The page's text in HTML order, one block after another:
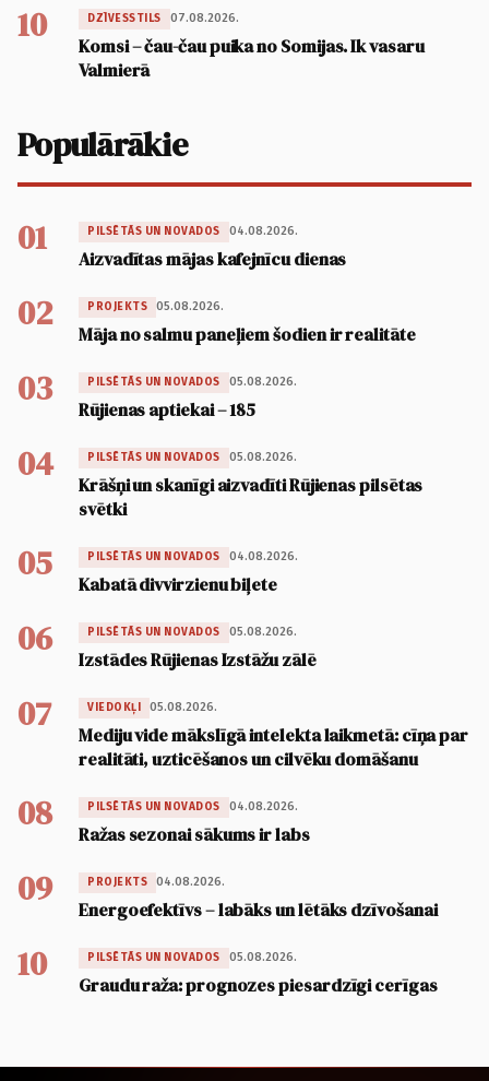
10 DZĪVESSTILS 07.08.2026.
Komsi – čau-čau puika no Somijas. Ik vasaru
Valmierā
Populārākie
01 PILSĒTĀS UN NOVADOS 04.08.2026.
Aizvadītas mājas kafejnīcu dienas
02 PROJEKTS 05.08.2026.
Māja no salmu paneļiem šodien ir realitāte
03 PILSĒTĀS UN NOVADOS 05.08.2026.
Rūjienas aptiekai – 185
04 PILSĒTĀS UN NOVADOS 05.08.2026.
Krāšņi un skanīgi aizvadīti Rūjienas pilsētas
svētki
05 PILSĒTĀS UN NOVADOS 04.08.2026.
Kabatā divvirzienu biļete
06 PILSĒTĀS UN NOVADOS 05.08.2026.
Izstādes Rūjienas Izstāžu zālē
07 VIEDOKĻI 05.08.2026.
Mediju vide mākslīgā intelekta laikmetā: cīņa par
realitāti, uzticēšanos un cilvēku domāšanu
08 PILSĒTĀS UN NOVADOS 04.08.2026.
Ražas sezonai sākums ir labs
09 PROJEKTS 04.08.2026.
Energoefektīvs – labāks un lētāks dzīvošanai
10 PILSĒTĀS UN NOVADOS 05.08.2026.
Graudu raža: prognozes piesardzīgi cerīgas